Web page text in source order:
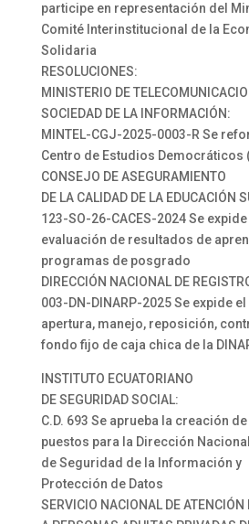
participe en representación del
Comité Interinstitucional de la
Solidaria
RESOLUCIONES:
MINISTERIO DE
SOCIEDAD DE LA INFORMACIÓN:
MINTEL-CGJ-2025-0003-R Se
Centro de Estudios Democráticos
CONSEJO DE ASEGURAMIENTO
DE LA CALIDAD DE LA EDUCACIÓN
123-SO-26-CACES-2024 Se
evaluación de resultados de
programas de posgrado
DIRECCIÓN NACIONAL DE
003-DN-DINARP-2025 Se expide
apertura, manejo, reposición,
fondo fijo de caja chica de la
INSTITUTO ECUATORIANO
DE SEGURIDAD SOCIAL:
C.D. 693 Se aprueba la creación
puestos para la Dirección Nacional
de Seguridad de la Información y
Protección de Datos
SERVICIO NACIONAL DE ATENCIÓN